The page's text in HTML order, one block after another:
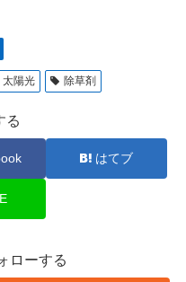
太陽光 除草剤
る
はてブ
ローする